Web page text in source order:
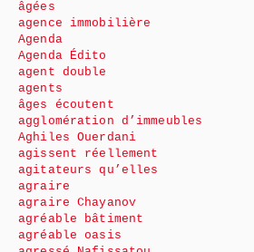
âgées
agence immobilière
Agenda
Agenda Édito
agent double
agents
âges écoutent
agglomération d’immeubles
Aghiles Ouerdani
agissent réellement
agitateurs qu’elles
agraire
agraire Chayanov
agréable bâtiment
agréable oasis